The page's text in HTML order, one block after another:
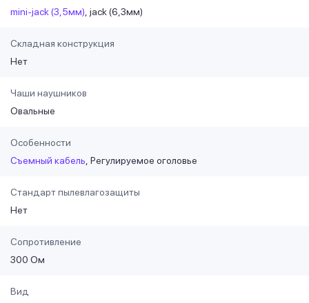
mini-jack (3,5мм) jack (6,3мм)
Складная конструкция
Нет
Чаши наушников
Овальные
Особенности
Съемный кабель Регулируемое оголовье
Стандарт пылевлагозащиты
Нет
Сопротивление
300 Ом
Вид